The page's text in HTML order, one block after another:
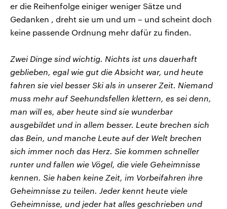
er die Reihenfolge einiger weniger Sätze und
Gedanken , dreht sie um und um – und scheint doch
keine passende Ordnung mehr dafür zu finden.
Zwei Dinge sind wichtig. Nichts ist uns dauerhaft
geblieben, egal wie gut die Absicht war, und heute
fahren sie viel besser Ski als in unserer Zeit. Niemand
muss mehr auf Seehundsfellen klettern, es sei denn,
man will es, aber heute sind sie wunderbar
ausgebildet und in allem besser. Leute brechen sich
das Bein, und manche Leute auf der Welt brechen
sich immer noch das Herz. Sie kommen schneller
runter und fallen wie Vögel, die viele Geheimnisse
kennen. Sie haben keine Zeit, im Vorbeifahren ihre
Geheimnisse zu teilen. Jeder kennt heute viele
Geheimnisse, und jeder hat alles geschrieben und